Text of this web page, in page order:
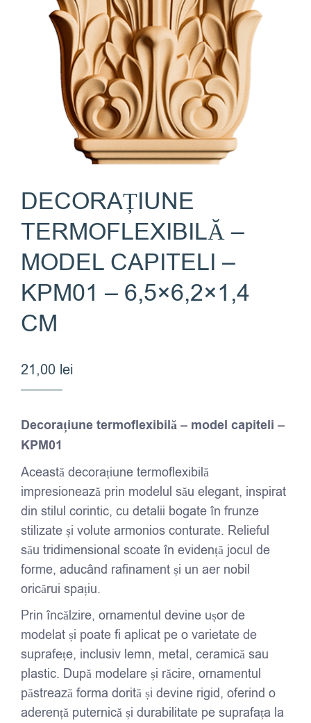
DECORAȚIUNE
TERMOFLEXIBILĂ –
MODEL CAPITELI –
KPM01 – 6,5×6,2×1,4
CM
21,00 lei
Decorațiune termoflexibilă – model capiteli –
KPM01
Această decorațiune termoflexibilă
impresionează prin modelul său elegant, inspirat
din stilul corintic, cu detalii bogate în frunze
stilizate și volute armonios conturate. Relieful
său tridimensional scoate în evidență jocul de
forme, aducând rafinament și un aer nobil
oricărui spațiu.
Prin încălzire, ornamentul devine ușor de
modelat și poate fi aplicat pe o varietate de
suprafețe, inclusiv lemn, metal, ceramică sau
plastic. După modelare și răcire, ornamentul
păstrează forma dorită și devine rigid, oferind o
aderență puternică și durabilitate pe suprafața la